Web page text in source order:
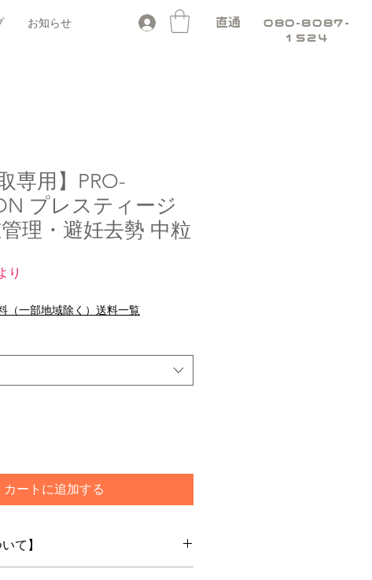
お知らせ 直通
080-8087-
1524
専用】PRO-
プレスティージ
理・避妊去勢 中粒
り
ル
（一部地域除く）送料一覧
カートに追加する
て】